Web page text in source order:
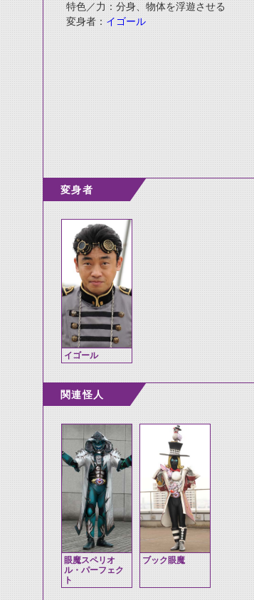
特色／力：分身、物体を浮遊させる
変身者： イゴール
変身者
イゴール
関連怪人
眼魔スペリオ
ル・パーフェク
ト
ブック眼魔